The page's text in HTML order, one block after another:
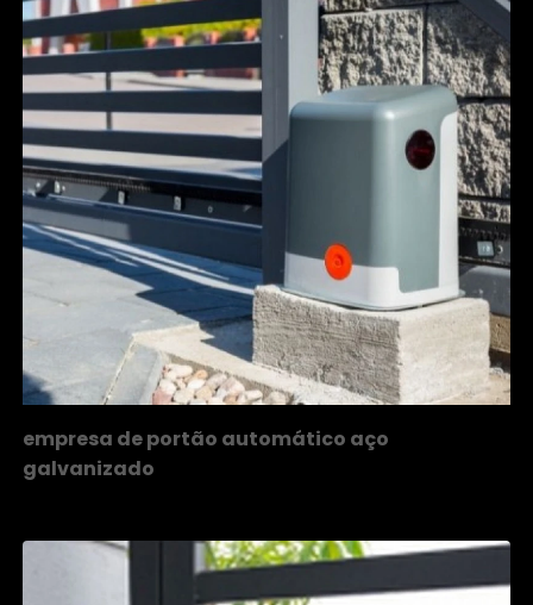
empresa de portão automático aço
galvanizado